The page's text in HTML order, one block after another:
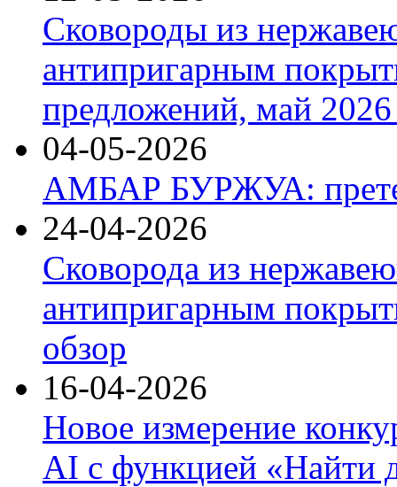
Сковороды из
антипригарным
предложений, май 2026
04-05-2026
АМБАР БУРЖУА:
24-04-2026
Сковорода из
антипригарным
обзор
16-04-2026
Новое измерение
AI с функцией «Найти